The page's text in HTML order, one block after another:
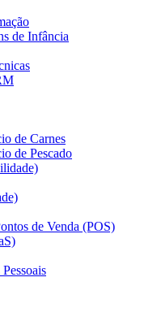
de Infância
de Carnes
de Pescado
de Venda (POS)